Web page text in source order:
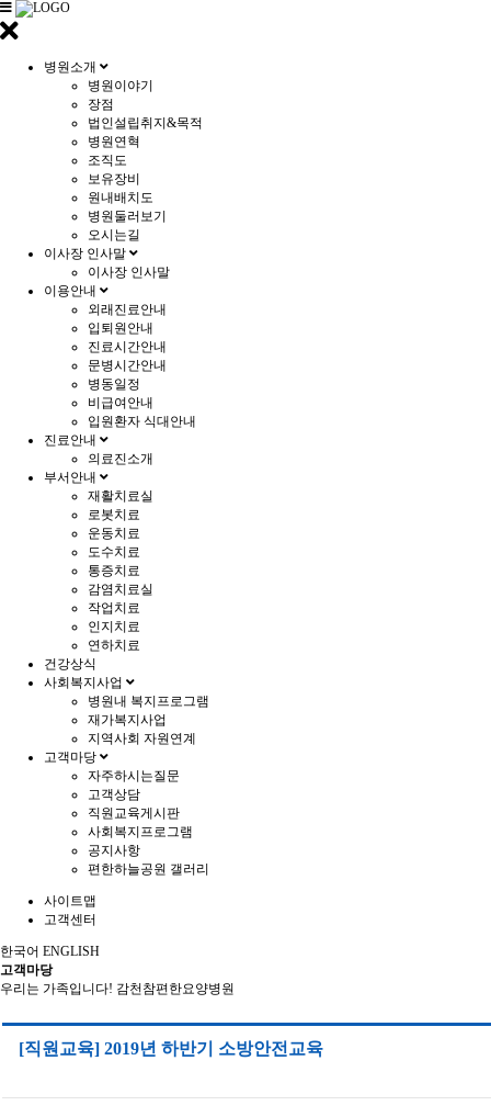
병원소개
병원이야기
장점
법인설립취지&목적
병원연혁
조직도
보유장비
원내배치도
병원둘러보기
오시는길
이사장 인사말
이사장 인사말
이용안내
외래진료안내
입퇴원안내
진료시간안내
문병시간안내
병동일정
비급여안내
입원환자 식대안내
진료안내
의료진소개
부서안내
재활치료실
로봇치료
운동치료
도수치료
통증치료
감염치료실
작업치료
인지치료
연하치료
건강상식
사회복지사업
병원내 복지프로그램
재가복지사업
지역사회 자원연계
고객마당
자주하시는질문
고객상담
직원교육게시판
사회복지프로그램
공지사항
편한하늘공원 갤러리
사이트맵
고객센터
한국어 ENGLISH
고객마당
우리는 가족입니다! 감천참편한요양병원
[직원교육] 2019년 하반기 소방안전교육